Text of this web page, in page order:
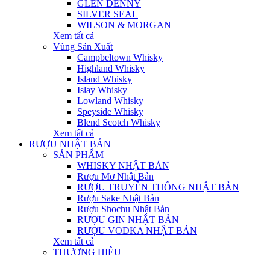
GLEN DENNY
SILVER SEAL
WILSON & MORGAN
Xem tất cả
Vùng Sản Xuất
Campbeltown Whisky
Highland Whisky
Island Whisky
Islay Whisky
Lowland Whisky
Speyside Whisky
Blend Scotch Whisky
Xem tất cả
RƯỢU NHẬT BẢN
SẢN PHẨM
WHISKY NHẬT BẢN
Rượu Mơ Nhật Bản
RƯỢU TRUYỀN THỐNG NHẬT BẢN
Rượu Sake Nhật Bản
Rượu Shochu Nhật Bản
RƯỢU GIN NHẬT BẢN
RƯỢU VODKA NHẬT BẢN
Xem tất cả
THƯƠNG HIỆU